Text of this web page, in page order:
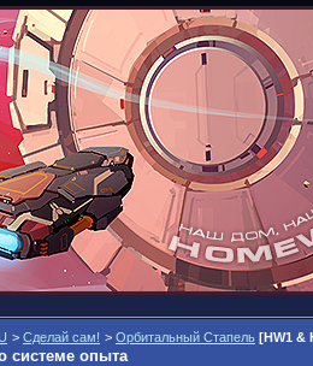
> Сделай сам! > Орбитальный Стапель [HW1 &
системе опыта